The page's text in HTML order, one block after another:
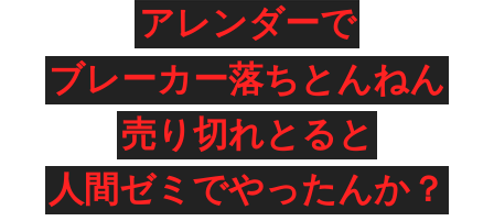
アレンダーで
ブレーカー落ちとんねん
売り切れとると
人間ゼミでやったんか？